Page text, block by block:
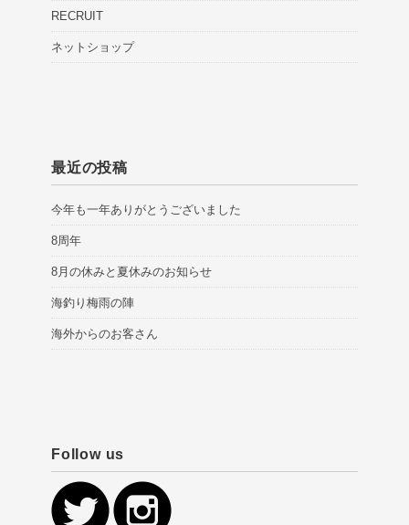
RECRUIT
ネットショップ
最近の投稿
今年も一年ありがとうございました
8周年
8月の休みと夏休みのお知らせ
海釣り梅雨の陣
海外からのお客さん
Follow us